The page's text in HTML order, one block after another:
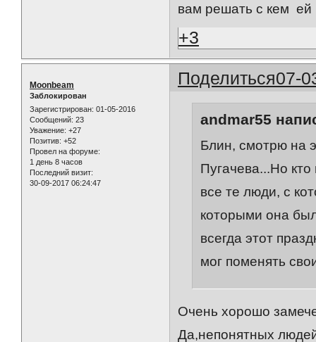
вам решать с кем ей
+3
Поделиться07-
Moonbeam
Заблокирован
Зарегистрирован: 01-05-2016
Сообщений: 23
Уважение: +27
Позитив: +52
Провел на форуме:
1 день 8 часов
Последний визит:
30-09-2017 06:24:47
andmar55
Блин, смотрю на
Пугачева...Но кто
все те люди, с
которыми она
всегда этот
мог поменять
Очень хорошо
Да,непонятных